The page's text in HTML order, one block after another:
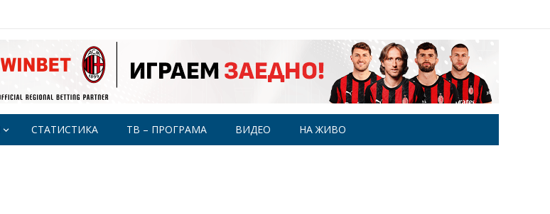
СТАТИСТИКА ТВ – ПРОГРАМА ВИДЕО НА ЖИВО